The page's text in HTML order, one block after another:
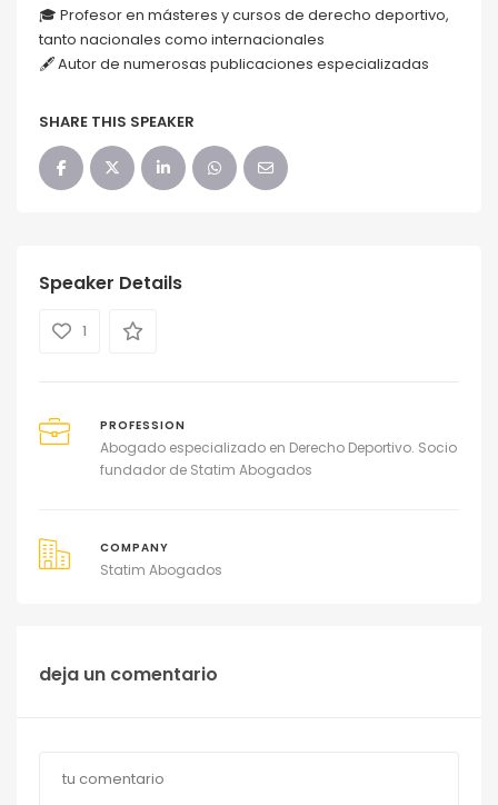
🎓 Profesor en másteres y cursos de derecho deportivo,
tanto nacionales como internacionales
🖋️ Autor de numerosas publicaciones especializadas
SHARE THIS SPEAKER
Speaker Details
1
PROFESSION
Abogado especializado en Derecho Deportivo. Socio
fundador de Statim Abogados
COMPANY
Statim Abogados
deja un comentario